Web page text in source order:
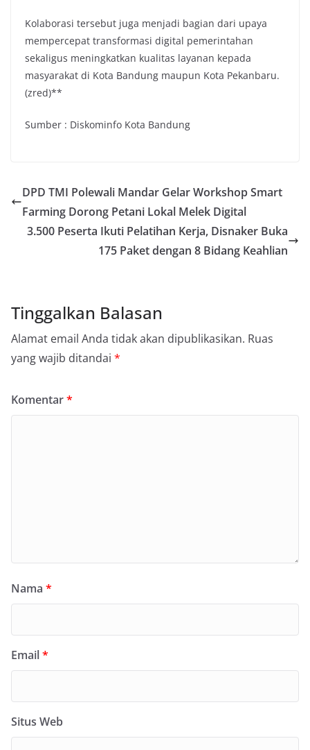
Kolaborasi tersebut juga menjadi bagian dari upaya
mempercepat transformasi digital pemerintahan
sekaligus meningkatkan kualitas layanan kepada
masyarakat di Kota Bandung maupun Kota Pekanbaru.
(zred)**
Sumber : Diskominfo Kota Bandung
DPD TMI Polewali Mandar Gelar Workshop Smart
Farming Dorong Petani Lokal Melek Digital
3.500 Peserta Ikuti Pelatihan Kerja, Disnaker Buka
175 Paket dengan 8 Bidang Keahlian
Tinggalkan Balasan
Alamat email Anda tidak akan dipublikasikan. Ruas
yang wajib ditandai *
Komentar*
Nama *
Email*
Situs Web